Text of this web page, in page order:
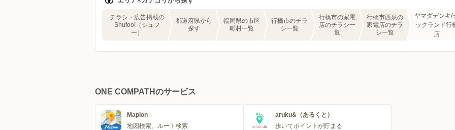
チラシ・広告掲載の
Shufoo!（シュフ
ー）
都道府県から
探す
福岡県の市区
町村一覧
行橋市のチラ
シ一覧
行橋市の家電
店のチラシ一
覧
行橋市西泉の
家電店のチラ
シ一覧
ヤマダデンキ/
ックランド行
店
ONE COMPATHのサービス
Mapion
地図検索、ルート検索
aruku&（あるくと）
歩いてポイントが貯まる